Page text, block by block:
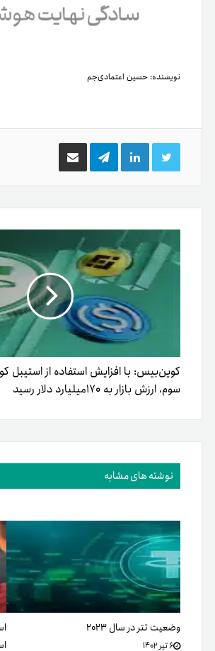
نویسنده: حسین اعتمادی‌جم
توییتر لینکدینتلگرام اشتراک
گذاری
ایمیل
کوین‌بیس: با افزایش استفاده از استیبل
سوم، ارزش بازار به ۱۷۰‌میلیارد دلار رسید
نوشته های مشابه
وضعیت تتر در سال ۲۰۲۳
۶ تیر ۱۴۰۲